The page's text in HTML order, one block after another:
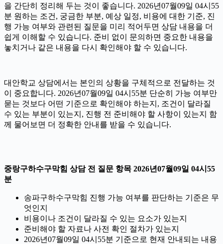
을 간단히 정리해 두는 것이 좋습니다. 2026년07월09일 04시55
분 원하는 조건, 궁금한 부분, 예상 일정, 비용에 대한 기준, 진
행 가능 여부와 관련된 질문을 미리 적어두면 상담 내용을 더
쉽게 이해할 수 있습니다. 준비 없이 문의하면 중요한 내용을
놓치거나 같은 내용을 다시 확인해야 할 수 있습니다.
대안학교 상담에서는 본인의 상황을 구체적으로 전달하는 것
이 중요합니다. 2026년07월09일 04시55분 단순히 가능 여부만
묻는 것보다 어떤 기준으로 확인해야 하는지, 조건이 달라질
수 있는 부분이 있는지, 진행 전 준비해야 할 사항이 있는지 함
께 물어보면 더 정확한 안내를 받을 수 있습니다.
중랑구하수구막힘 상담 전 질문 항목 2026년07월09일 04시55
분
송파구하수구막힘 진행 가능 여부를 판단하는 기준은 무
엇인지
비용이나 조건이 달라질 수 있는 요소가 있는지
준비해야 할 자료나 사전 확인 절차가 있는지
2026년07월09일 04시55분 기준으로 현재 안내되는 내용